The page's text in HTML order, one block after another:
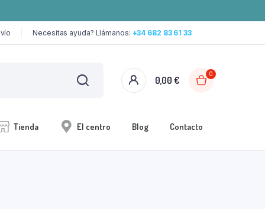
Necesitas ayuda? Llámanos: +34 682 83 61 33
0,00€
0
Tienda El centro Blog Contacto